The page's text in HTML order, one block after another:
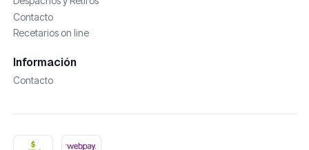
Contacto
Recetarios on line
Información
Contacto